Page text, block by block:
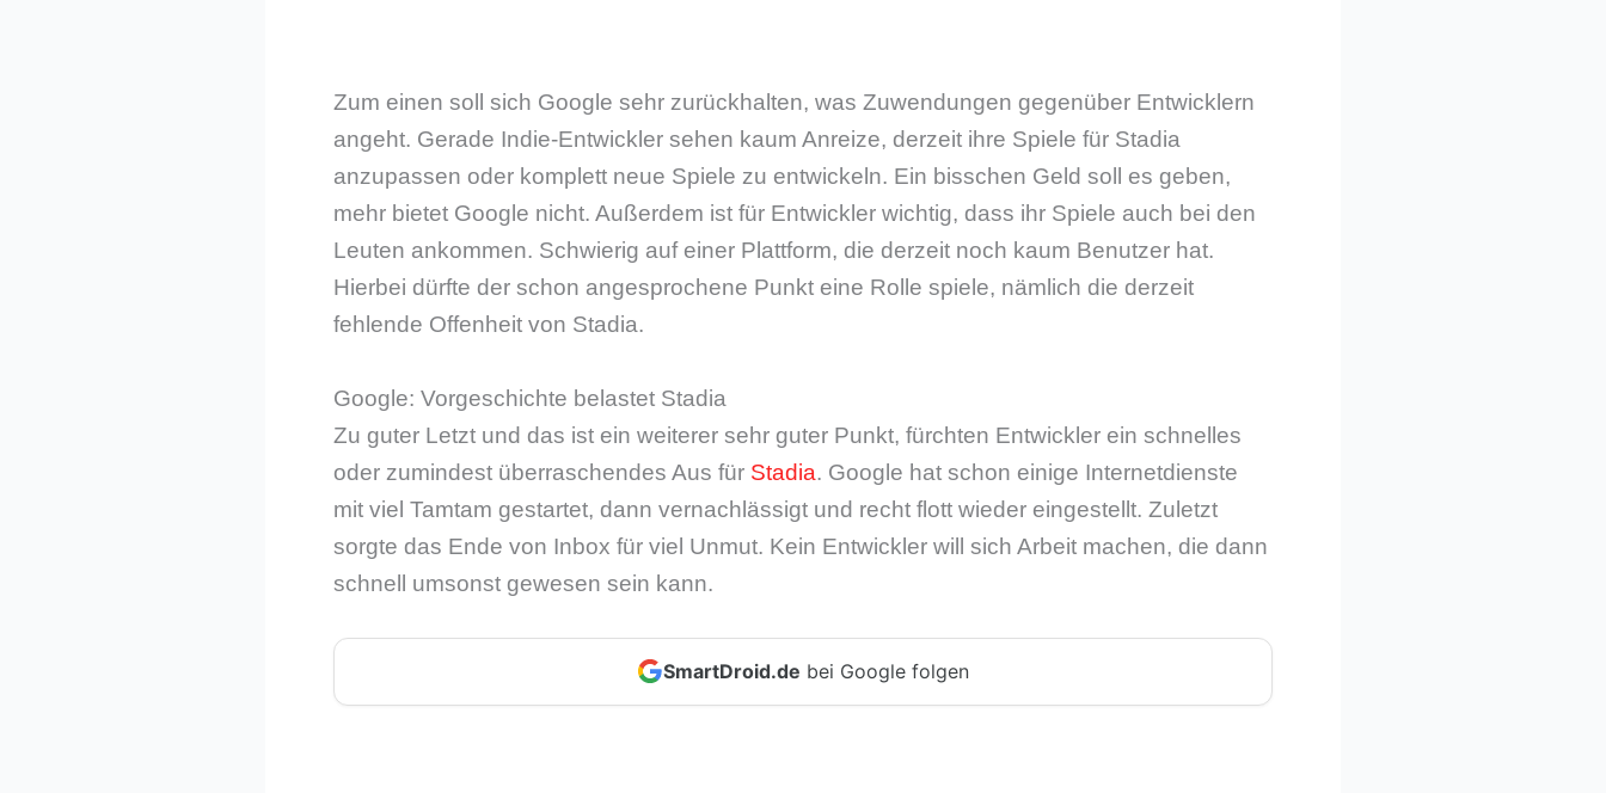
Zum einen soll sich Google sehr zurückhalten, was Zuwendungen gegenüber Entwicklern
angeht. Gerade Indie-Entwickler sehen kaum Anreize, derzeit ihre Spiele für Stadia
anzupassen oder komplett neue Spiele zu entwickeln. Ein bisschen Geld soll es geben,
mehr bietet Google nicht. Außerdem ist für Entwickler wichtig, dass ihr Spiele auch bei den
Leuten ankommen. Schwierig auf einer Plattform, die derzeit noch kaum Benutzer hat.
Hierbei dürfte der schon angesprochene Punkt eine Rolle spiele, nämlich die derzeit
fehlende Offenheit von Stadia.
Google: Vorgeschichte belastet Stadia
Zu guter Letzt und das ist ein weiterer sehr guter Punkt, fürchten Entwickler ein schnelles
oder zumindest überraschendes Aus für Stadia. Google hat schon einige Internetdienste
mit viel Tamtam gestartet, dann vernachlässigt und recht flott wieder eingestellt. Zuletzt
sorgte das Ende von Inbox für viel Unmut. Kein Entwickler will sich Arbeit machen, die dann
schnell umsonst gewesen sein kann.
SmartDroid.de bei Google folgen